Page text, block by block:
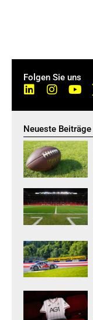
Folgen Sie uns
Neueste Beiträge